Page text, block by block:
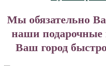
Мы обязательно
наши
Ваш город